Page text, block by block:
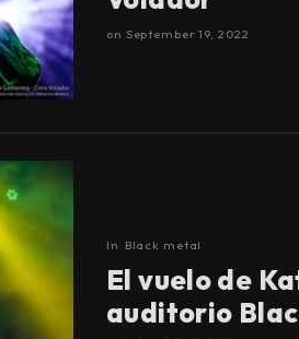
on September 19, 2022
In Black metal
El vuelo de
auditorio